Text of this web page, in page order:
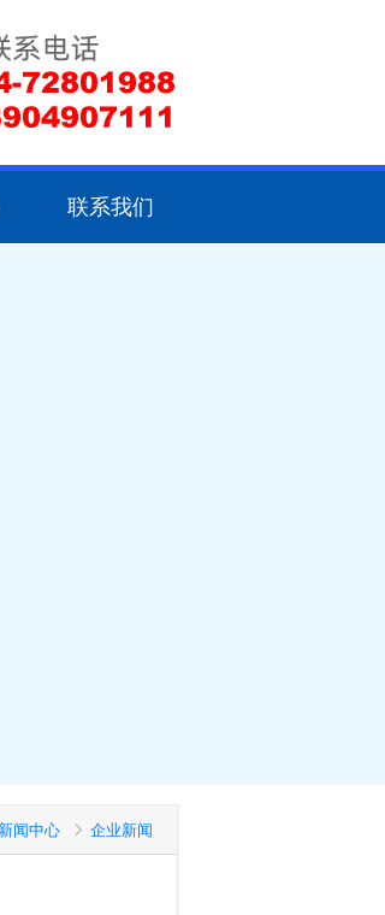
联系我们
新闻中心 企业新闻